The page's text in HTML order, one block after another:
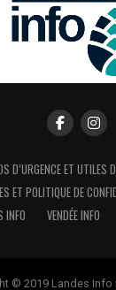
D’URGENCE ET UTILES
ET POLITIQUE DE
INFO
VENDÉE INFO
© 2019 Landes Info